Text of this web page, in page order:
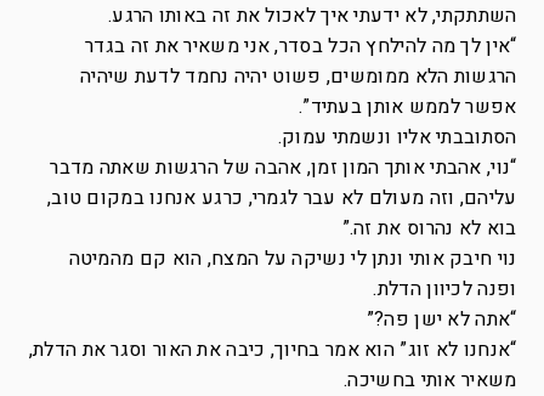
השתתקתי, לא ידעתי איך לאכול את זה באותו הרגע.
“אין לך מה להילחץ הכל בסדר, אני משאיר את זה בגדר
הרגשות הלא ממומשים, פשוט יהיה נחמד לדעת שיהיה
אפשר לממש אותן בעתיד”.
הסתובבתי אליו ונשמתי עמוק.
“נוי, אהבתי אותך המון זמן, אהבה של הרגשות שאתה מדבר
עליהם, וזה מעולם לא עבר לגמרי, כרגע אנחנו במקום טוב,
בוא לא נהרוס את זה.”
נוי חיבק אותי ונתן לי נשיקה על המצח, הוא קם מהמיטה
ופנה לכיוון הדלת.
“אתה לא ישן פה?”
“אנחנו לא זוג” הוא אמר בחיוך, כיבה את האור וסגר את הדלת,
משאיר אותי בחשיכה.